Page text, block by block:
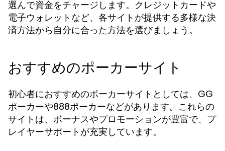
選んで資金をチャージします。クレジットカードや
電子ウォレットなど、各サイトが提供する多様な決
済方法から自分に合った方法を選びましょう。
おすすめのポーカーサイト
初心者におすすめのポーカーサイトとしては、GG
ポーカーや888ポーカーなどがあります。これらの
サイトは、ボーナスやプロモーションが豊富で、プ
レイヤーサポートが充実しています。